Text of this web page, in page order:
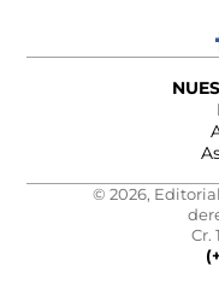
© 2026,
Cr.